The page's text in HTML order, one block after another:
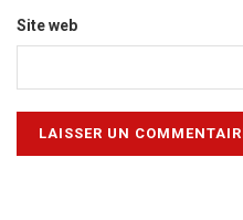
Site web